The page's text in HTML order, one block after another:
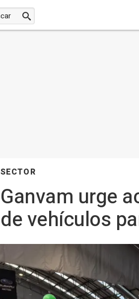
SECTOR
Ganvam urge
de vehículos